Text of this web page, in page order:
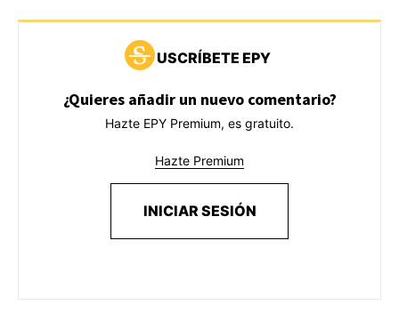
USCRÍBETE EPY
¿Quieres añadir un nuevo comentario?
Hazte EPY Premium, es gratuito.
Hazte Premium
INICIAR SESIÓN